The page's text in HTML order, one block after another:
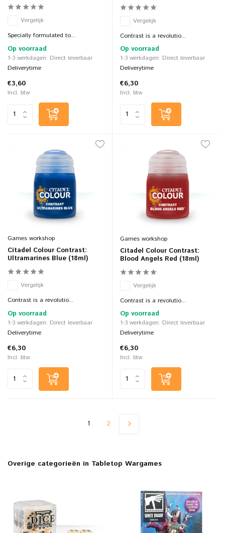
Vergelijk
Specially formulated to...
Op voorraad
1-3 werkdagen: Direct leverbaar
Deliverytime
€3,60
Incl. btw
Vergelijk
Contrast is a revolutio...
Op voorraad
1-3 werkdagen: Direct leverbaar
Deliverytime
€6,30
Incl. btw
Games workshop
Citadel Colour Contrast:
Ultramarines Blue (18ml)
Vergelijk
Contrast is a revolutio...
Op voorraad
1-3 werkdagen: Direct leverbaar
Deliverytime
€6,30
Incl. btw
Games workshop
Citadel Colour Contrast:
Blood Angels Red (18ml)
Vergelijk
Contrast is a revolutio...
Op voorraad
1-3 werkdagen: Direct leverbaar
Deliverytime
€6,30
Incl. btw
1 2
Overige categorieën in Tabletop Wargames